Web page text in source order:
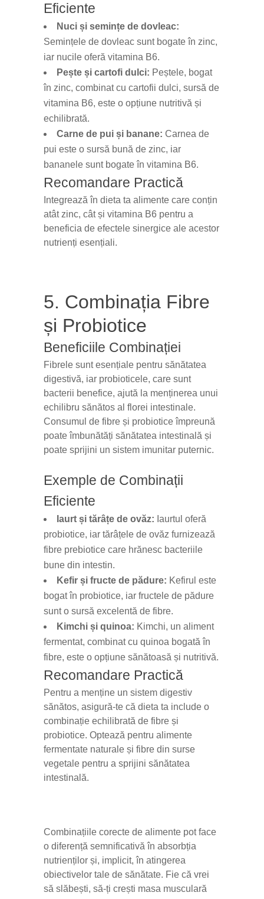
Eficiente
Nuci și semințe de dovleac:
Semințele de dovleac sunt bogate în zinc,
iar nucile oferă vitamina B6.
Pește și cartofi dulci: Peștele, bogat
în zinc, combinat cu cartofii dulci, sursă de
vitamina B6, este o opțiune nutritivă și
echilibrată.
Carne de pui și banane: Carnea de
pui este o sursă bună de zinc, iar
bananele sunt bogate în vitamina B6.
Recomandare Practică
Integrează în dieta ta alimente care conțin
atât zinc, cât și vitamina B6 pentru a
beneficia de efectele sinergice ale acestor
nutrienți esențiali.
5. Combinația Fibre
și Probiotice
Beneficiile Combinației
Fibrele sunt esențiale pentru sănătatea
digestivă, iar probioticele, care sunt
bacterii benefice, ajută la menținerea unui
echilibru sănătos al florei intestinale.
Consumul de fibre și probiotice împreună
poate îmbunătăți sănătatea intestinală și
poate sprijini un sistem imunitar puternic.
Exemple de Combinații
Eficiente
Iaurt și tărâțe de ovăz: Iaurtul oferă
probiotice, iar tărâțele de ovăz furnizează
fibre prebiotice care hrănesc bacteriile
bune din intestin.
Kefir și fructe de pădure: Kefirul este
bogat în probiotice, iar fructele de pădure
sunt o sursă excelentă de fibre.
Kimchi și quinoa: Kimchi, un aliment
fermentat, combinat cu quinoa bogată în
fibre, este o opțiune sănătoasă și nutritivă.
Recomandare Practică
Pentru a menține un sistem digestiv
sănătos, asigură-te că dieta ta include o
combinație echilibrată de fibre și
probiotice. Optează pentru alimente
fermentate naturale și fibre din surse
vegetale pentru a sprijini sănătatea
intestinală.
Combinațiile corecte de alimente pot face
o diferență semnificativă în absorbția
nutrienților și, implicit, în atingerea
obiectivelor tale de sănătate. Fie că vrei
să slăbești, să-ți crești masa musculară